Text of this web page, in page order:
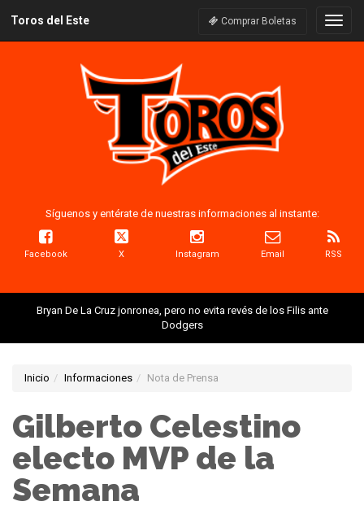
Toros del Este Comprar Boletas
Síguenos y entérate de nuestras informaciones al instante:
Facebook X Instagram Email RSS
Bryan De La Cruz jonronea, pero no evita revés de los Filis ante
Dodgers
Inicio Informaciones Nota de Prensa
Gilberto Celestino
electo MVP de la
Semana